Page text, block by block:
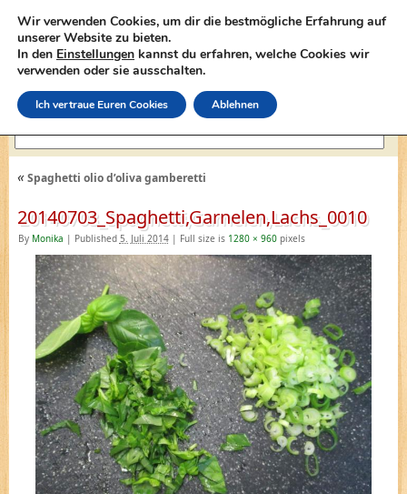
lasagne-rezepte.net
«Spaghetti olio d’oliva gamberetti
20140703_Spaghetti,Garnelen,Lachs_0010
By Monika | Published 5. Juli 2014 | Full size is 1280 × 960pixels
Wir verwenden Cookies, um dir die bestmögliche Erfahrung auf
unserer Website zu bieten.
In den Einstellungen kannst du erfahren, welche Cookies wir
verwenden oder sie ausschalten.
Ich vertraue Euren Cookies Ablehnen